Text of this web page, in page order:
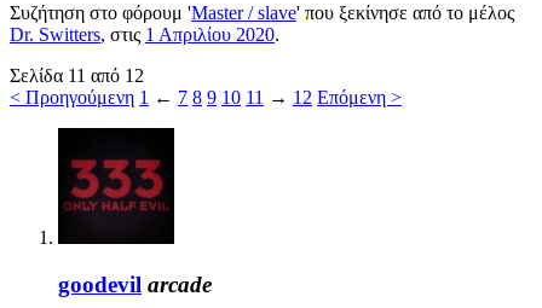
Συζήτηση στο φόρουμ 'Master / slave' που ξεκίνησε από το μέλος
Dr. Switters, στις 1 Απριλίου 2020.
Σελίδα 11 από 12
< Προηγούμενη 1 ← 7 8 9 10 11 → 12 Επόμενη >
goodevil arcade